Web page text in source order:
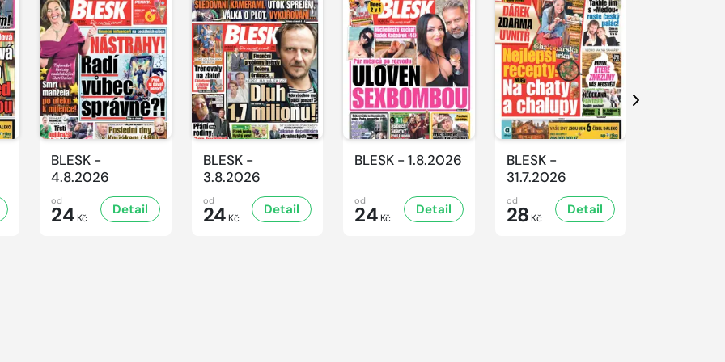
BLESK -
4.8.2026
od
24 Kč
Detail
BLESK -
3.8.2026
od
24 Kč
Detail
BLESK - 1.8.2026
od
24 Kč
Detail
BLESK -
31.7.2026
od
28 Kč
Detail
Další